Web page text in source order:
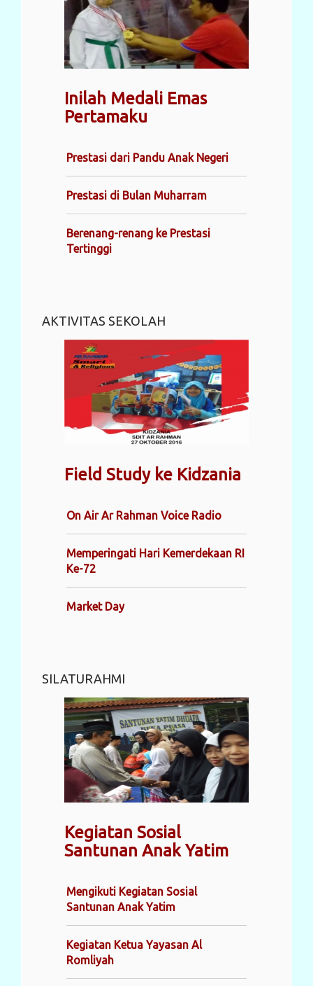
Inilah Medali Emas
Pertamaku
Prestasi dari Pandu Anak Negeri
Prestasi di Bulan Muharram
Berenang-renang ke Prestasi
Tertinggi
AKTIVITAS SEKOLAH
Field Study ke Kidzania
On Air Ar Rahman Voice Radio
Memperingati Hari Kemerdekaan RI
Ke-72
Market Day
SILATURAHMI
Kegiatan Sosial
Santunan Anak Yatim
Mengikuti Kegiatan Sosial
Santunan Anak Yatim
Kegiatan Ketua Yayasan Al
Romliyah